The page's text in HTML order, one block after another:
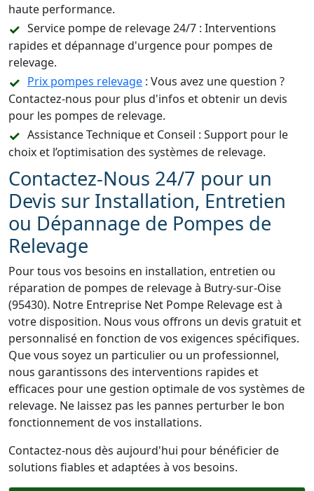
haute performance.
Service pompe de relevage 24/7 : Interventions
rapides et dépannage d'urgence pour pompes de
relevage.
Prix pompes relevage : Vous avez une question ?
Contactez-nous pour plus d'infos et obtenir un devis
pour les pompes de relevage.
Assistance Technique et Conseil : Support pour le
choix et l’optimisation des systèmes de relevage.
Contactez-Nous 24/7 pour un
Devis sur Installation, Entretien
ou Dépannage de Pompes de
Relevage
Pour tous vos besoins en installation, entretien ou
réparation de pompes de relevage à Butry-sur-Oise
(95430). Notre Entreprise Net Pompe Relevage est à
votre disposition. Nous vous offrons un devis gratuit et
personnalisé en fonction de vos exigences spécifiques.
Que vous soyez un particulier ou un professionnel,
nous garantissons des interventions rapides et
efficaces pour une gestion optimale de vos systèmes de
relevage. Ne laissez pas les pannes perturber le bon
fonctionnement de vos installations.
Contactez-nous dès aujourd'hui pour bénéficier de
solutions fiables et adaptées à vos besoins.